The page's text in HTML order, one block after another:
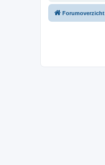
Forumoverzicht